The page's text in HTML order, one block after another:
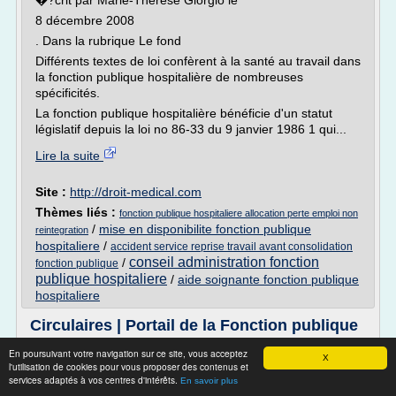
X
En poursuivant votre navigation sur ce site, vous acceptez
l'utilisation de cookies pour vous proposer des contenus et
services adaptés à vos centres d'intérêts. En savoir plus
8 décembre 2008
. Dans la rubrique Le fond
Différents textes de loi confèrent à la santé au travail dans
la fonction publique hospitalière de nombreuses
spécificités.
La fonction publique hospitalière bénéficie d'un statut
législatif depuis la loi no 86-33 du 9 janvier 1986 1 qui...
Lire la suite
Site : http://droit-medical.com
Thèmes liés : fonction publique hospitaliere allocation perte emploi non
reintegration / mise en disponibilite fonction publique
hospitaliere / accident service reprise travail avant consolidation
fonction publique / conseil administration fonction
publique hospitaliere / aide soignante fonction publique
hospitaliere
Circulaires | Portail de la Fonction publique
Année 2013